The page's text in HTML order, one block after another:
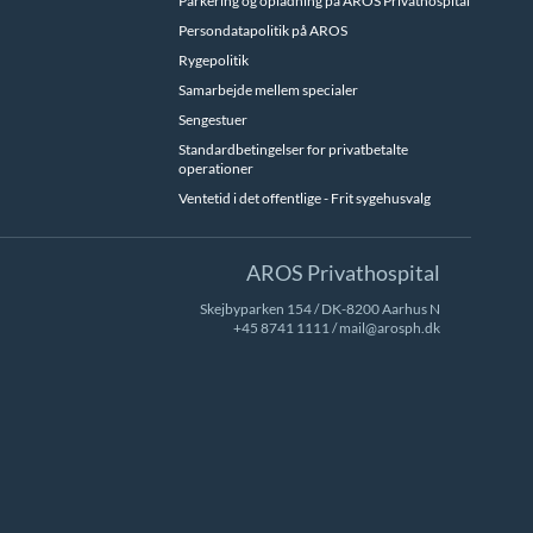
Persondatapolitik på AROS
Rygepolitik
Samarbejde mellem specialer
Sengestuer
Standardbetingelser for privatbetalte
operationer
Ventetid i det offentlige - Frit sygehusvalg
AROS Privathospital
Skejbyparken 154 / DK-8200 Aarhus N
+45 8741 1111/mail@arosph.dk